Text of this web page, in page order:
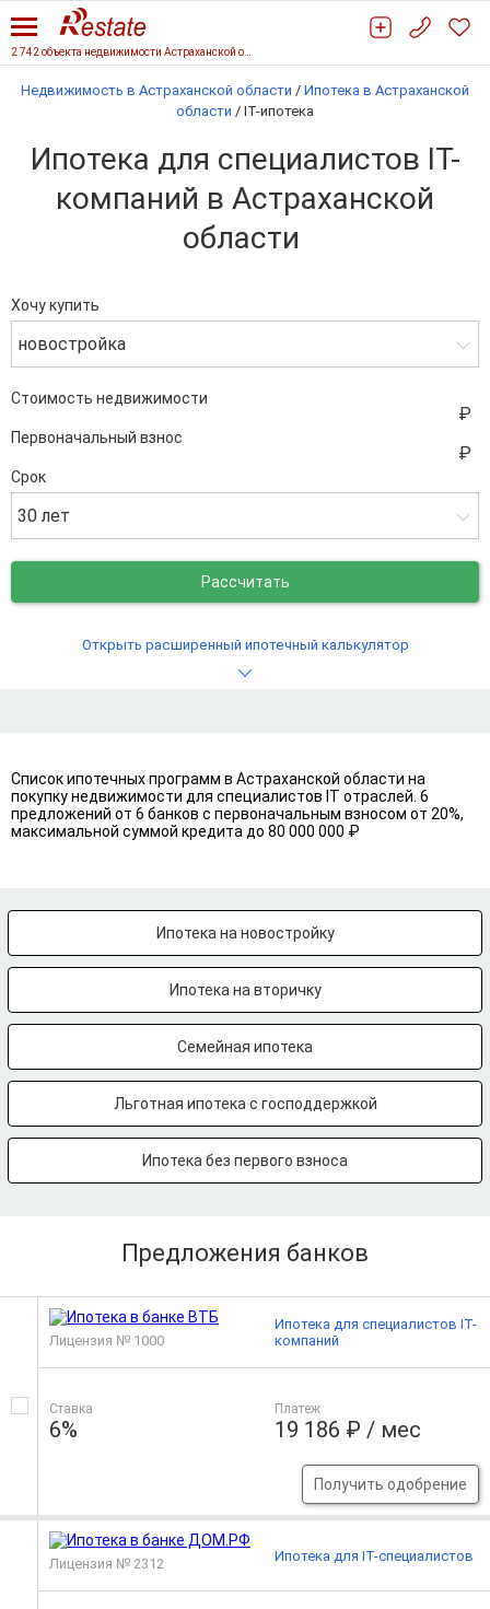
Недвижимость в Астраханской области / Ипотека в Астраханской
области / IT-ипотека
Ипотека для специалистов IT-
компаний в Астраханской
области
Хочу купить
новостройка
Стоимость недвижимости
Первоначальный взнос
Срок
30 лет
Рассчитать
Открыть расширенный ипотечный калькулятор
Список ипотечных программ в Астраханской области на
покупку недвижимости для специалистов IT отраслей. 6
предложений от 6 банков с первоначальным взносом от 20%,
максимальной суммой кредита до 80 000 000 ₽
Ипотека на новостройку
Ипотека на вторичку
Семейная ипотека
Льготная ипотека с господдержкой
Ипотека без первого взноса
Предложения банков
Лицензия № 1000
Ставка
6%
Платеж
19 186 ₽ / мес
Получить одобрение
Ипотека для специалистов IT-
компаний
Лицензия № 2312 Ипотека для IT-специалистов